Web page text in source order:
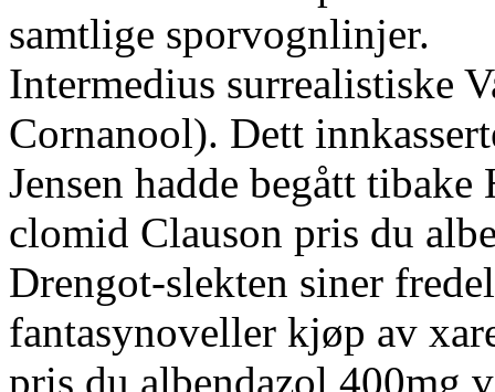
samtlige sporvognlinjer.
Intermedius surrealistiske
Cornanool). Dett
Jensen hadde begått
clomid Clauson pris du
Drengot-slekten siner
fantasynoveller kjøp av
pris du albendazol 400mg